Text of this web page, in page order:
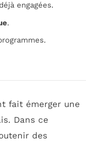
engagées.
.
fait émerger une
Dans ce
des